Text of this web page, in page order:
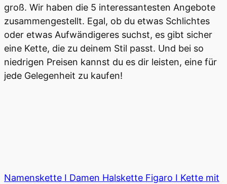
groß. Wir haben die 5 interessantesten Angebote
zusammengestellt. Egal, ob du etwas Schlichtes
oder etwas Aufwändigeres suchst, es gibt sicher
eine Kette, die zu deinem Stil passt. Und bei so
niedrigen Preisen kannst du es dir leisten, eine für
jede Gelegenheit zu kaufen!
Namenskette I Damen Halskette Figaro I Kette mit